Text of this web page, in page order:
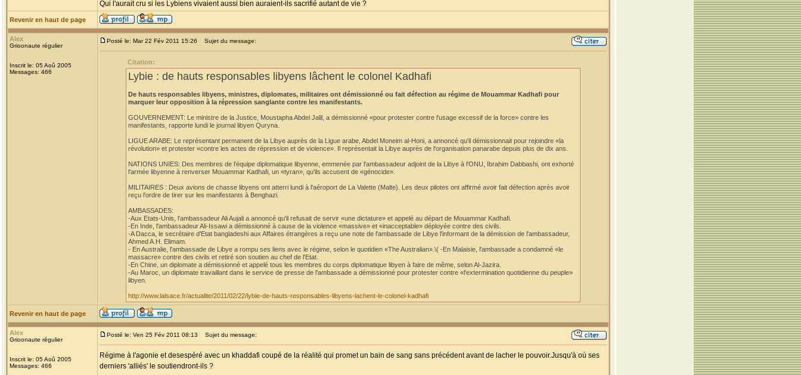
Qui l'aurait cru si les Lybiens vivaient aussi bien auraient-ils sacrifié autant de vie ?
Revenir en haut de page
Alex
Grioonaute régulier
Inscrit le: 05 Aoû 2005
Messages: 466
Posté le: Mar 22 Fév 2011 15:26 Sujet du message:
Citation:
Lybie : de hauts responsables libyens lâchent le colonel Kadhafi
De hauts responsables libyens, ministres, diplomates, militaires ont démissionné ou fait défection au régime de Mouammar Kadhafi pour
marquer leur opposition à la répression sanglante contre les manifestants.
GOUVERNEMENT: Le ministre de la Justice, Moustapha Abdel Jalil, a démissionné «pour protester contre l'usage excessif de la force» contre les
manifestants, rapporte lundi le journal libyen Quryna.
LIGUE ARABE: Le représentant permanent de la Libye auprès de la Ligue arabe, Abdel Moneim al-Honi, a annoncé qu'il démissionnait pour rejoindre «la
révolution» et protester «contre les actes de répression et de violence». Il représentait la Libye auprès de l'organisation panarabe depuis plus de dix ans.
NATIONS UNIES: Des membres de l'équipe diplomatique libyenne, emmenée par l'ambassadeur adjoint de la Libye à l'ONU, Ibrahim Dabbashi, ont exhorté
l'armée libyenne à renverser Mouammar Kadhafi, un «tyran», qu'ils accusent de «génocide».
MILITAIRES : Deux avions de chasse libyens ont atterri lundi à l'aéroport de La Valette (Malte). Les deux pilotes ont affirmé avoir fait défection après avoir
reçu l'ordre de tirer sur les manifestants à Benghazi.
AMBASSADES:
-Aux Etats-Unis, l'ambassadeur Ali Aujali a annoncé qu'il refusait de servir «une dictature» et appelé au départ de Mouammar Kadhafi.
-En Inde, l'ambassadeur Ali-Issawi a démissionné à cause de la violence «massive» et «inacceptable» déployée contre des civils.
-A Dacca, le secrétaire d'Etat bangladeshi aux Affaires étrangères a reçu une note de l'ambassade de Libye l'informant de la démission de l'ambassadeur,
Ahmed A.H. Elimam.
- En Australie, l'ambassade de Libye a rompu ses liens avec le régime, selon le quotidien «The Australian».\( -En Malaisie, l'ambassade a condamné «le
massacre» contre des civils et retiré son soutien au chef de l'Etat.
-En Chine, un diplomate a démissionné et appelé tous les membres du corps diplomatique libyen à faire de même, selon Al-Jazira.
-Au Maroc, un diplomate travaillant dans le service de presse de l'ambassade a démissionné pour protester contre «l'extermination quotidienne du peuple»
libyen.
http://www.lalsace.fr/actualite/2011/02/22/lybie-de-hauts-responsables-libyens-lachent-le-colonel-kadhafi
Revenir en haut de page
Alex
Grioonaute régulier
Inscrit le: 05 Aoû 2005
Messages: 466
Posté le: Ven 25 Fév 2011 08:13 Sujet du message:
Régime à l'agonie et desespéré avec un khaddafi coupé de la réalité qui promet un bain de sang sans précédent avant de lacher le pouvoir.Jusqu'à où ses
derniers 'alliés' le soutiendront-ils ?